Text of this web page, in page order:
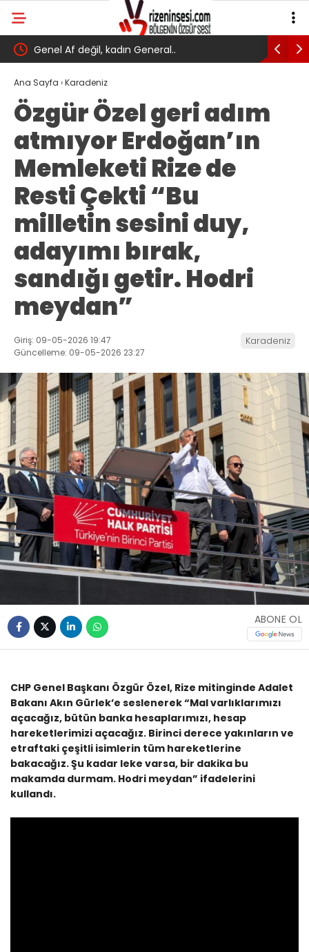
Genel Af değil, kadın General.. Yeni
Ana Sayfa ›Karadeniz
Özgür Özel geri adım
atmıyor Erdoğan’ın
Memleketi Rize de
Resti Çekti “Bu
milletin sesini duy,
adayımı bırak,
sandığı getir. Hodri
meydan”
Giriş: 09-05-2026 19:47
Güncelleme: 09-05-2026 23:27
Karadeniz
ABONE OL
CHP Genel Başkanı Özgür Özel, Rize mitinginde Adalet
Bakanı Akın Gürlek’e seslenerek “Mal varlıklarımızı
açacağız, bütün banka hesaplarımızı, hesap
hareketlerimizi açacağız. Birinci derece yakınların ve
etraftaki çeşitli isimlerin tüm hareketlerine
bakacağız. Şu kadar leke varsa, bir dakika bu
makamda durmam. Hodri meydan” ifadelerini
kullandı.